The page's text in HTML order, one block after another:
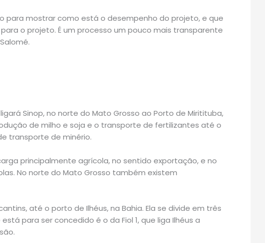
para mostrar como está o desempenho do projeto, e que
o projeto. É um processo um pouco mais transparente
Sinop, no norte do Mato Grosso ao Porto de Miritituba,
de milho e soja e o transporte de fertilizantes até o
transporte de minério.
principalmente agrícola, no sentido exportação, e no
No norte do Mato Grosso também existem
até o porto de Ilhéus, na Bahia. Ela se divide em três
para ser concedido é o da Fiol 1, que liga Ilhéus a